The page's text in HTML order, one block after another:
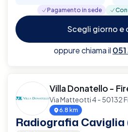
Pagamento in sede
Scegli giorno e
oppure chiama il
Villa Donatello -
Via Matteotti 4 - 50132
6.8 km
Radiografia Caviglia